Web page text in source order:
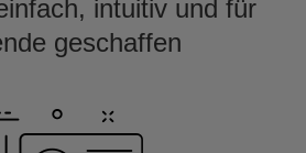
intuitiv und für
geschaffen